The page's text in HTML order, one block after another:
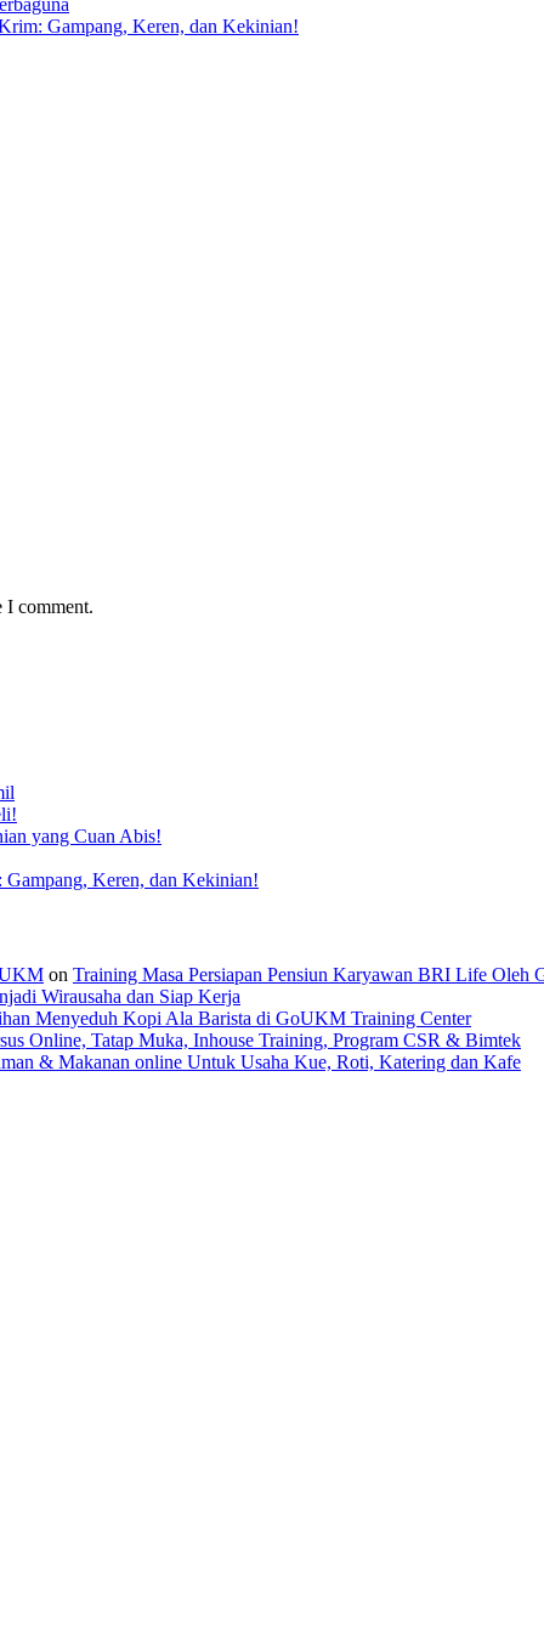
Gampang, Keren, dan Kekinian!
I comment.
yang Cuan Abis!
Keren, dan Kekinian!
on Training Masa Persiapan Pensiun Karyawan BRI Life Oleh
Wirausaha dan Siap Kerja
Menyeduh Kopi Ala Barista di GoUKM Training Center
Online, Tatap Muka, Inhouse Training, Program CSR & Bimtek
& Makanan online Untuk Usaha Kue, Roti, Katering dan Kafe